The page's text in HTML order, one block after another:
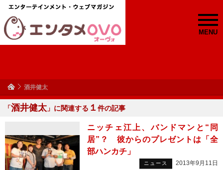
MENU
酒井健太
「酒井健太 」に関連する １ 件の記事
ニッチェ江上、バンドマンと“同
居”？ 彼からのプレゼントは「全
部ハンカチ」
ニュース 2013年9月11日